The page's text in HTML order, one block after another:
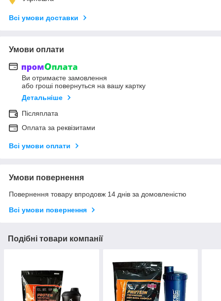
Всі умови доставки
Умови оплати
Ви отримаєте замовлення
або гроші повернуться на вашу картку
Детальніше
Післяплата
Оплата за реквізитами
Всі умови оплати
Умови повернення
Повернення товару впродовж 14 днів за домовленістю
Всі умови повернення
Подібні товари компанії